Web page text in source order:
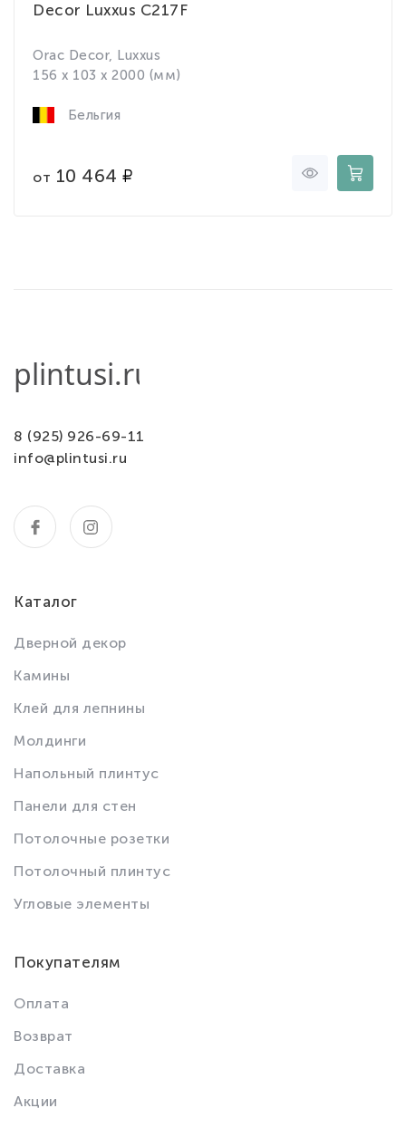
Decor Luxxus C217F
Orac Decor, Luxxus
156 x 103 x 2000 (мм)
Бельгия
от 10 464
8 (925) 926-69-11
info@plintusi.ru
Каталог
Дверной декор
Камины
Клей для лепнины
Молдинги
Напольный плинтус
Панели для стен
Потолочные розетки
Потолочный плинтус
Угловые элементы
Покупателям
Оплата
Возврат
Доставка
Акции